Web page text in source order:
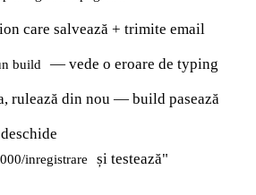
care salvează + trimite email
build — vede o eroare de typing
rulează din nou — build pasează
inregistrare și testează"